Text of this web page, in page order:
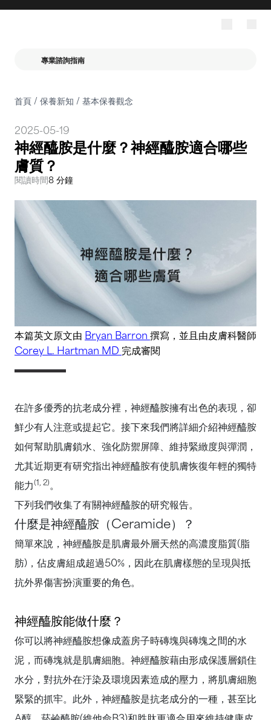
專業諮詢指南
首頁/ 保養新知 / 基本保養觀念
2025-05-19
神經醯胺是什麼？神經醯胺適合哪些
膚質？
閱讀時間8 分鐘
本篇英文原文由 Bryan Barron撰寫 ，並且由皮膚科醫師
Corey L. Hartman MD 完成審閱
在許多優秀的抗老成分裡，神經醯胺擁有出色的表現，卻
鮮少有人注意或提起它。接下來我們將詳細介紹神經醯胺
如何幫助肌膚鎖水、強化防禦屏障、維持緊緻度與彈潤，
尤其近期更有研究指出神經醯胺有使肌膚恢復年輕的獨特
能力(1, 2)。
下列我們收集了有關神經醯胺的研究報告。
什麼是神經醯胺（Ceramide）？
簡單來說，神經醯胺是肌膚最外層天然的高濃度脂質(脂
肪)，佔皮膚組成超過50%，因此在肌膚樣態的呈現與抵
抗外界傷害扮演重要的角色。
神經醯胺能做什麼？
你可以將神經醯胺想像成蓋房子時磚塊與磚塊之間的水
泥，而磚塊就是肌膚細胞。神經醯胺藉由形成保護層鎖住
水分，對抗外在汙染及環境因素造成的壓力，將肌膚細胞
緊緊的抓牢。此外，神經醯胺是抗老成分的一種，甚至比
A醇、菸鹼醯胺(維他命B3)和胜肽更適合用來維持健康皮